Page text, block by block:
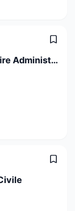
Comptable Et Gestionnaire Administratif